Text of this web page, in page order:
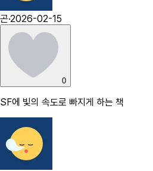
곤·2026-02-15
0
SF에 빛의 속도로 빠지게 하는 책